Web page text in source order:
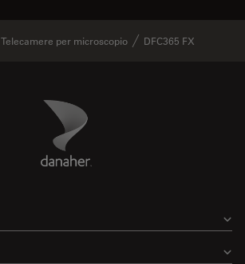
Telecamere per microscopio DFC365 FX
Danaher Logo